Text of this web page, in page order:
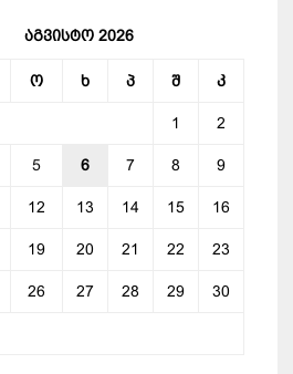
აგვისტო 2026
ო ხ პ შ კ
1 2
5 6 7 8 9
12 13 14 15 16
19 20 21 22 23
26 27 28 29 30